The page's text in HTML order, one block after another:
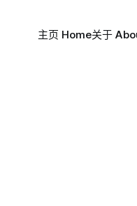
主页 Home关于